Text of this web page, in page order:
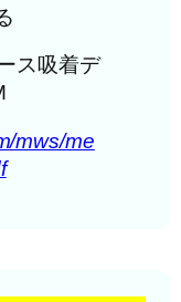
ス吸着デ
mws/me